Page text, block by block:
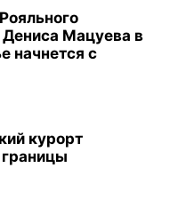
Мацуева в
начнется с
курорт